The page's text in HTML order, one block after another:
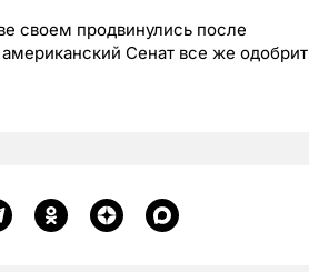
своем продвинулись после
Сенат все же одобрит